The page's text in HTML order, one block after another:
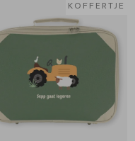
KOFFERTJE